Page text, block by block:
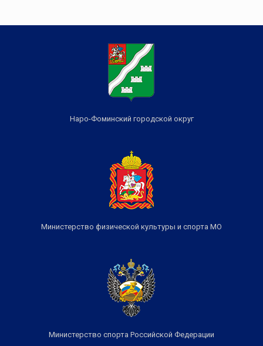
Наро-Фоминский городской округ
Министерство физической культуры и спорта МО
Министерство спорта Российской Федерации